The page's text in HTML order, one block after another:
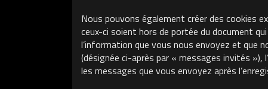
Nous pouvons également créer des cookies
ceux-ci soient hors de portée du document
l’information que vous nous envoyez et que
(désignée ci-après par « messages invités
les messages que vous envoyez après